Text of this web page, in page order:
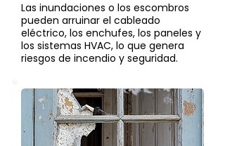
Las inundaciones o los escombros
pueden arruinar el cableado
eléctrico, los enchufes, los paneles y
los sistemas HVAC, lo que genera
riesgos de incendio y seguridad.